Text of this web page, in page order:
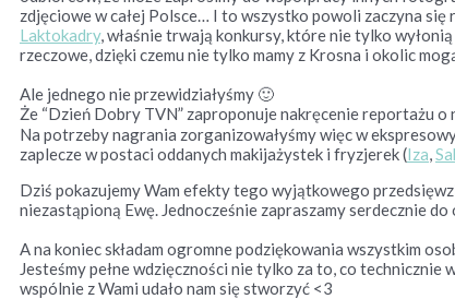
zdjęciowe w całej Polsce… I to wszystko powoli zaczyna
Laktokadry, właśnie trwają konkursy, które nie tylko
rzeczowe, dzięki czemu nie tylko mamy z Krosna i okolic
Ale jednego nie przewidziałyśmy 🙂
Że “Dzień Dobry TVN” zaproponuje nakręcenie reportażu o
Na potrzeby nagrania zorganizowałyśmy więc w
zaplecze w postaci oddanych makijażystek i fryzjerek (Iza,
Dziś pokazujemy Wam efekty tego wyjątkowego
niezastąpioną Ewę. Jednocześnie zapraszamy serdecznie
A na koniec składam ogromne podziękowania wszystkim
Jesteśmy pełne wdzięczności nie tylko za to, co
wspólnie z Wami udało nam się stworzyć <3